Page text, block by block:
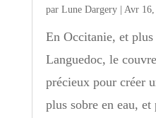
par Lune Dargery| Avr 16,
En Occitanie, et
Languedoc, le
précieux pour créer
plus sobre en eau,